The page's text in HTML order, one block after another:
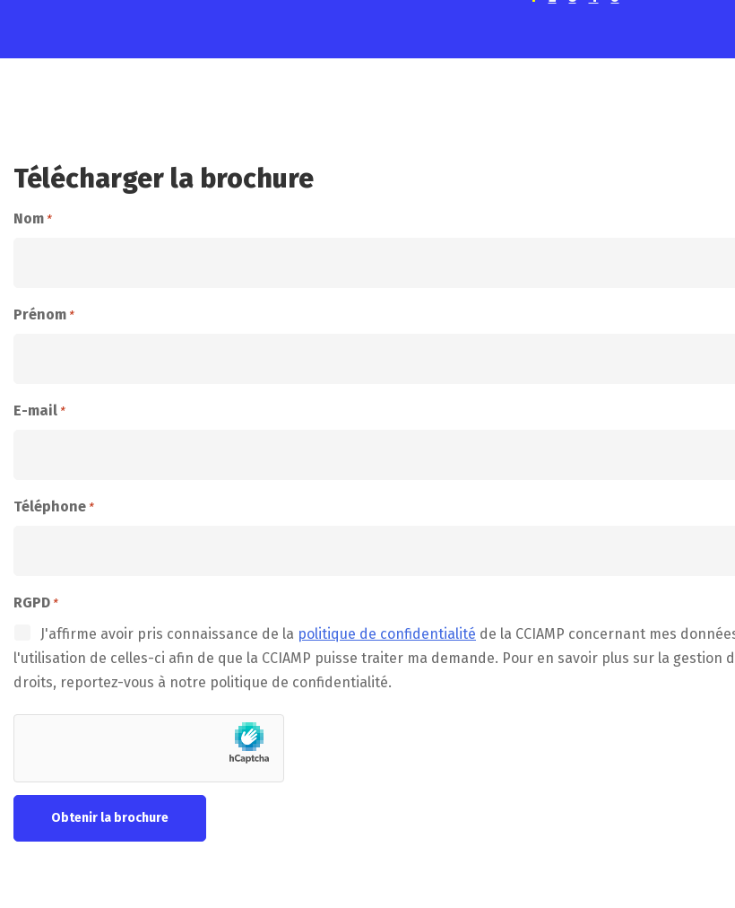
Télécharger la brochure
Nom *
Prénom *
E-mail *
Téléphone *
RGPD *
J'affirme avoir pris connaissance de la politique de confidentialité de la CCIAMP concernant mes
l'utilisation de celles-ci afin de que la CCIAMP puisse traiter ma demande. Pour en savoir plus sur la
droits, reportez-vous à notre politique de confidentialité.